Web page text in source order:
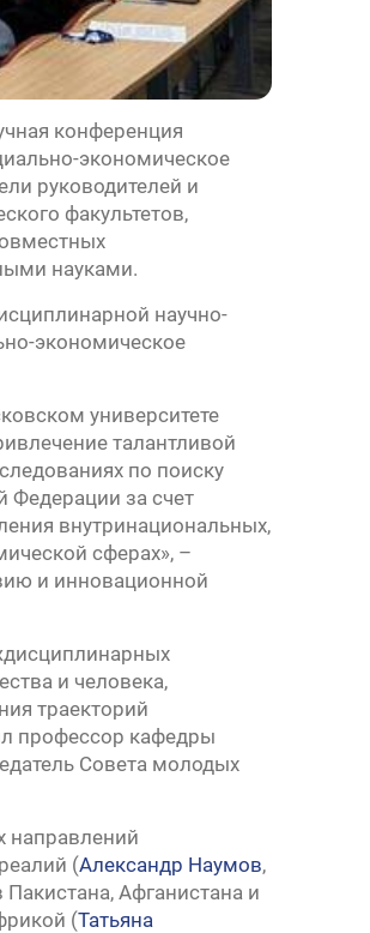
конференция
экономическое
руководителей и
факультетов,
науками.
научно-
экономическое
университете
талантливой
по поиску
Федерации за счет
внутринациональных,
сферах», –
и инновационной
и человека,
траекторий
профессор кафедры
Совета молодых
направлений
(Александр Наумов,
Афганистана и
(Татьяна